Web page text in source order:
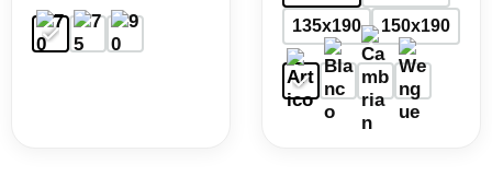
135x190
150x190